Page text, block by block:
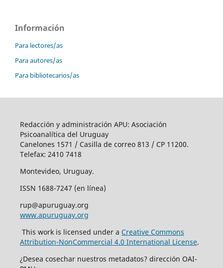
Información
Para lectores/as
Para autores/as
Para bibliotecarios/as
Redacción y administración APU: Asociación
Psicoanalítica del Uruguay
Canelones 1571 / Casilla de correo 813 / CP 11200.
Telefax: 2410 7418
Montevideo, Uruguay.
ISSN 1688-7247 (en línea)
rup@apuruguay.org
www.apuruguay.org
This work is licensed under a Creative Commons
Attribution-NonCommercial 4.0 International License.
¿Desea cosechar nuestros metadatos? dirección OAI-